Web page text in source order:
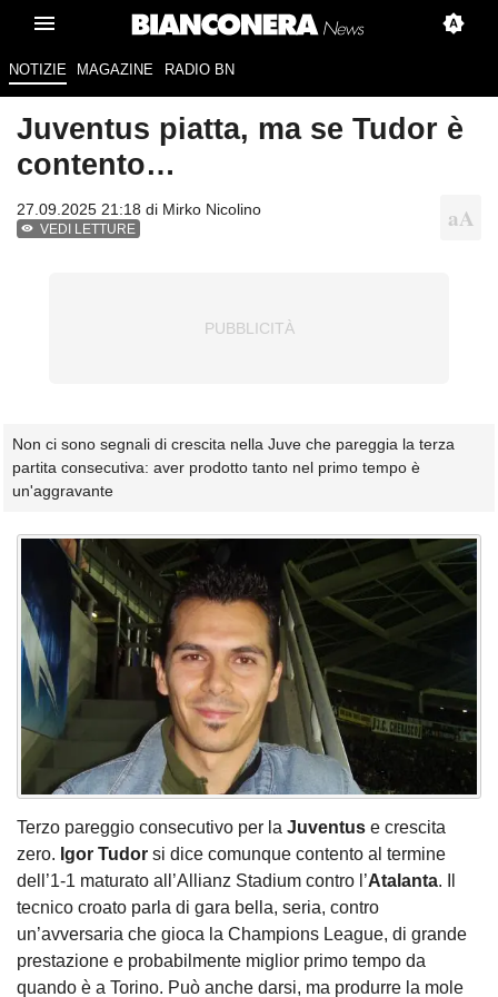
NOTIZIE MAGAZINE RADIO BN
Juventus piatta, ma se Tudor è
contento…
27.09.2025 21:18 di Mirko Nicolino
VEDI LETTURE
Non ci sono segnali di crescita nella Juve che pareggia la terza
partita consecutiva: aver prodotto tanto nel primo tempo è
un'aggravante
Terzo pareggio consecutivo per la Juventus e crescita
zero. Igor Tudor si dice comunque contento al termine
dell’1-1 maturato all’Allianz Stadium contro l’Atalanta. Il
tecnico croato parla di gara bella, seria, contro
un’avversaria che gioca la Champions League, di grande
prestazione e probabilmente miglior primo tempo da
quando è a Torino. Può anche darsi, ma produrre la mole